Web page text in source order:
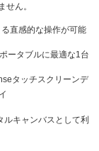
せん。
直感的な操作が可能
ータブルに最適な1台
タッチスクリーンデ
ルキャンバスとして利